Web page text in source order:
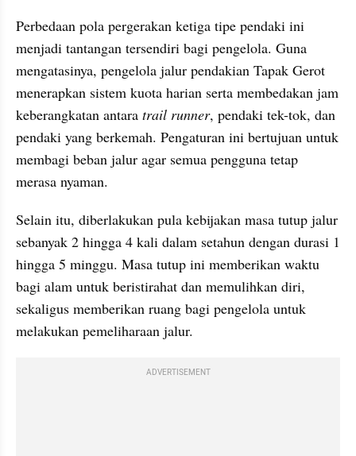
Perbedaan pola pergerakan ketiga tipe pendaki ini
menjadi tantangan tersendiri bagi pengelola. Guna
mengatasinya, pengelola jalur pendakian Tapak Gerot
menerapkan sistem kuota harian serta membedakan jam
keberangkatan antara trail runner, pendaki tek-tok, dan
pendaki yang berkemah. Pengaturan ini bertujuan untuk
membagi beban jalur agar semua pengguna tetap
merasa nyaman.
Selain itu, diberlakukan pula kebijakan masa tutup jalur
sebanyak 2 hingga 4 kali dalam setahun dengan durasi 1
hingga 5 minggu. Masa tutup ini memberikan waktu
bagi alam untuk beristirahat dan memulihkan diri,
sekaligus memberikan ruang bagi pengelola untuk
melakukan pemeliharaan jalur.
ADVERTISEMENT